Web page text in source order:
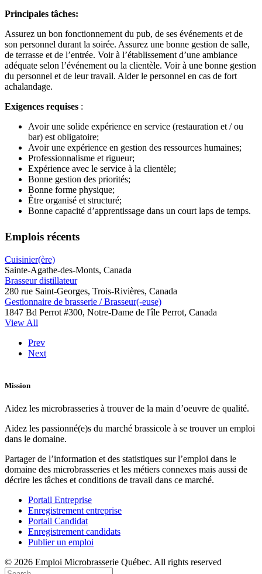
Principales tâches:
Assurez un bon fonctionnement du pub, de ses événements et de
son personnel durant la soirée. Assurez une bonne gestion de salle,
de terrasse et de l’entrée. Voir à l’établissement d’une ambiance
adéquate selon l’événement ou la clientèle. Voir à une bonne gestion
du personnel et de leur travail. Aider le personnel en cas de fort
achalandage.
Exigences requises :
Avoir une solide expérience en service (restauration et / ou
bar) est obligatoire;
Avoir une expérience en gestion des ressources humaines;
Professionnalisme et rigueur;
Expérience avec le service à la clientèle;
Bonne gestion des priorités;
Bonne forme physique;
Être organisé et structuré;
Bonne capacité d’apprentissage dans un court laps de temps.
Emplois récents
Cuisinier(ère)
Sainte-Agathe-des-Monts, Canada
Brasseur distillateur
280 rue Saint-Georges, Trois-Rivières, Canada
Gestionnaire de brasserie / Brasseur(-euse)
1847 Bd Perrot #300, Notre-Dame de l'île Perrot, Canada
View All
Prev
Next
Mission
Aidez les microbrasseries à trouver de la main d’oeuvre de qualité.
Aidez les passionné(e)s du marché brassicole à se trouver un emploi
dans le domaine.
Partager de l’information et des statistiques sur l’emploi dans le
domaine des microbrasseries et les métiers connexes mais aussi de
décrire les tâches et conditions de travail dans ce marché.
Portail Entreprise
Enregistrement entreprise
Portail Candidat
Enregistrement candidats
Publier un emploi
© 2026 Emploi Microbrasserie Québec. All rights reserved